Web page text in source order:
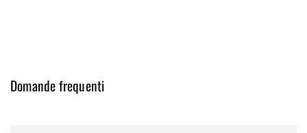
Domande frequenti